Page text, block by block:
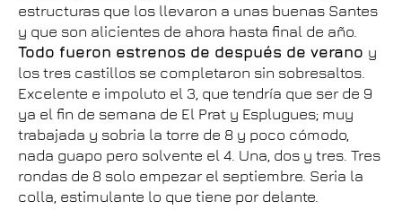
estructuras que los llevaron a unas buenas Santes
y que son alicientes de ahora hasta final de año.
Todo fueron estrenos de después de verano y
los tres castillos se completaron sin sobresaltos.
Excelente e impoluto el 3, que tendría que ser de 9
ya el fin de semana de El Prat y Esplugues; muy
trabajada y sobria la torre de 8 y poco cómodo,
nada guapo pero solvente el 4. Una, dos y tres. Tres
rondas de 8 solo empezar el septiembre. Seria la
colla, estimulante lo que tiene por delante.